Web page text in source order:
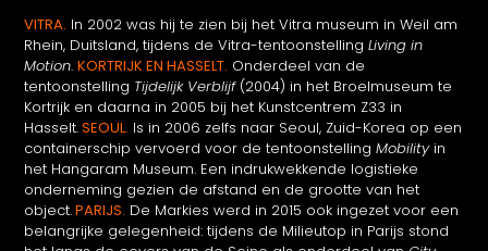
VITRA. In 2002 was hij te zien bij het Vitra museum in Weil am
Rhein, Duitsland, tijdens de Vitra-tentoonstellingLiving in
Motion.KORTRIJK EN HASSELT. Onderdeel van de
tentoonstelling Tijdelijk Verblijf(2004) in het Broelmuseum te
Kortrijk en daarna in 2005 bij het Kunstcentrem Z33 in
Hasselt.SEOUL. Is in 2006 zelfs naar Seoul, Zuid-Korea op een
containerschip vervoerd voor de tentoonstellingMobilityin
het Hangaram Museum. Een indrukwekkende logistieke
onderneming gezien de afstand en de grootte van het
object.PARIJS. De Markies werd in 2015 ook ingezet voor een
belangrijke gelegenheid: tijdens de Milieutop in Parijs stond